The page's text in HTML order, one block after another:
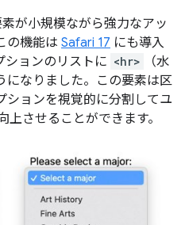
が小規模ながら強力なアッ
の機能は Safari 17 にも導入
ションのリストに <hr>
（水
になりました。この要素は区
ションを視覚的に分割してユ
させることができます。